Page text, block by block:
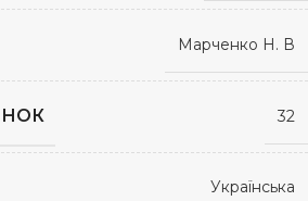
Марченко Н. В
32
Українська